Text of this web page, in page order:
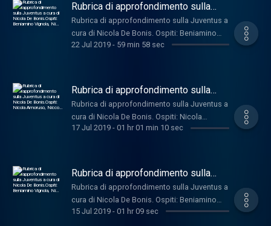
Rubrica di approfondimento sulla
Juventus a cura di Nicola De
Bonis.Ospiti: Beniamino Vignola, Ni…
Rubrica di approfondimento sulla Juventus a
cura di Nicola De Bonis. Ospiti: Beniamino
Vignola, Niccolò Ceccarini, Massimo Pavan,
22 Jul 2019- 59 min 58 sec
Rubrica di approfondimento sulla
Juventus a cura di Nicola De
Bonis.Ospiti: Nicola Amoruso, Nicco…
Rubrica di approfondimento sulla Juventus a
cura di Nicola De Bonis. Ospiti: Nicola
Amoruso, Niccolò Ceccarini, Edoardo Siddi,
17 Jul 2019- 01 hr 01 min 10 sec
Rubrica di approfondimento sulla
Juventus a cura di Nicola De
Bonis.Ospiti: Beniamino Vignola, Ni…
Rubrica di approfondimento sulla Juventus a
cura di Nicola De Bonis. Ospiti: Beniamino
Vignola, Niccolò Ceccarini, Alberto Mauro,
15 Jul 2019- 01 hr 09 sec